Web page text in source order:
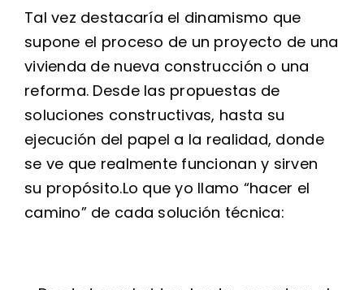
Tal vez destacaría el dinamismo que
supone el proceso de un proyecto de una
vivienda de nueva construcción o una
reforma. Desde las propuestas de
soluciones constructivas, hasta su
ejecución del papel a la realidad, donde
se ve que realmente funcionan y sirven
su propósito.Lo que yo llamo “hacer el
camino” de cada solución técnica: